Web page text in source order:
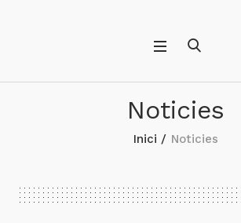
Noticies
Inici / Noticies